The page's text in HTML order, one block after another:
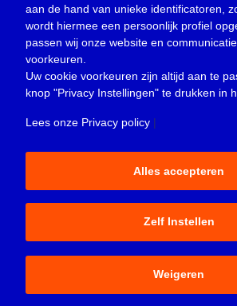
SLIEDRECHT – Via sociale media doet de
Gereformeerde Kerk Sliedrecht maandag 30
mei 2016 een oproep voor acteurs,
kledingmakers, decorbouwers, grimeurs en
koorzangers. Al deze mensen zijn nodig voor
‘Mozes, de musical’, die in april 2017 zal
worden uitgevoerd. De eerste lijnen zijn al
uitgezet en productietaken zijn verdeeld voor
aan de hand van unieke identificatoren,
wordt hiermee een persoonlijk profiel
passen wij onze website en
voorkeuren.
Uw cookie voorkeuren zijn altijd aan te
knop "Privacy Instellingen" te drukken in
Lees onze Privacy policy |
Weigeren
Alles accepteren
Zelf Instellen